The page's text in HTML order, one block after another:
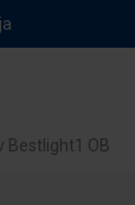
Bestlight1 OB